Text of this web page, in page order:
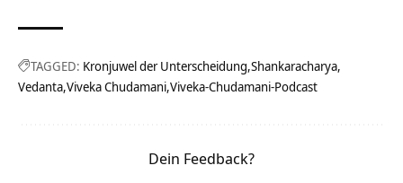
TAGGED: Kronjuwel der Unterscheidung Shankaracharya
Vedanta Viveka Chudamani Viveka-Chudamani-Podcast
Dein Feedback?